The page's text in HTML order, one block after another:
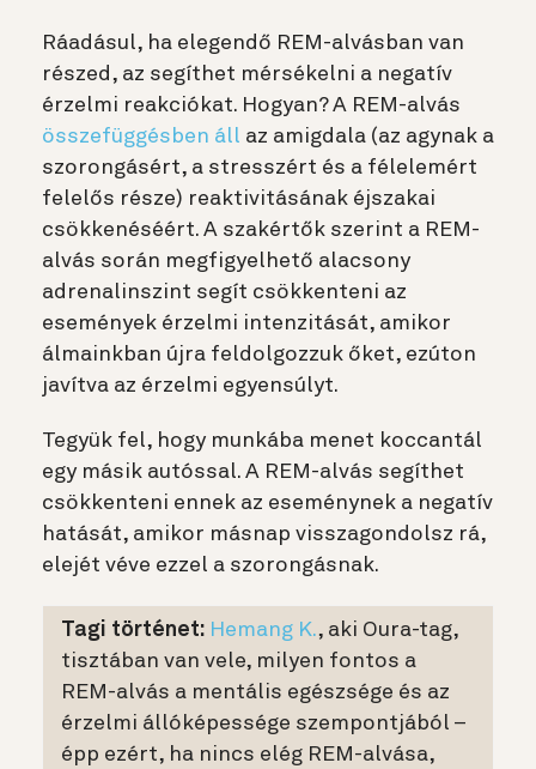
Ráadásul, ha elegendő REM-alvásban van
részed, az segíthet mérsékelni a negatív
érzelmi reakciókat. Hogyan? A REM-alvás
összefüggésben áll az amigdala (az agynak a
szorongásért, a stresszért és a félelemért
felelős része) reaktivitásának éjszakai
csökkenéséért. A szakértők szerint a REM-
alvás során megfigyelhető alacsony
adrenalinszint segít csökkenteni az
események érzelmi intenzitását, amikor
álmainkban újra feldolgozzuk őket, ezúton
javítva az érzelmi egyensúlyt.
Tegyük fel, hogy munkába menet koccantál
egy másik autóssal. A REM-alvás segíthet
csökkenteni ennek az eseménynek a negatív
hatását, amikor másnap visszagondolsz rá,
elejét véve ezzel a szorongásnak.
Tagi történet: Hemang K., aki Oura-tag,
tisztában van vele, milyen fontos a
REM-alvás a mentális egészsége és az
érzelmi állóképessége szempontjából –
épp ezért, ha nincs elég REM-alvása,